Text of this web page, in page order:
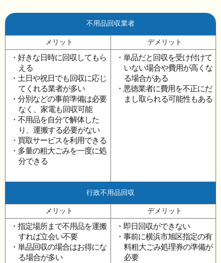
不用品回収業者
メリット デメリット
・好きな日時に回収してもら
える
・土日や祝日でも回収に応じ
てくれる業者が多い
・分別などの事前準備は必要
なく、家電も回収可能
・不用品を自分で解体した
り、運搬する必要がない
・買取サービスを利用できる
・多量の粗大ごみを一度に処
分できる
・単品だと回収を受け付けて
いない場合や費用が高くな
る場合がある
・悪徳業者に費用を不正にだ
まし取られる可能性もある
行政不用品回収
メリット デメリット
・指定場所まで不用品を運搬
すれば立会い不要
・単品回収の場合はお得にな
る場合が多い
・即日回収ができない
・事前に横浜市旭区指定の有
料粗大ごみ処理券の準備が
必要